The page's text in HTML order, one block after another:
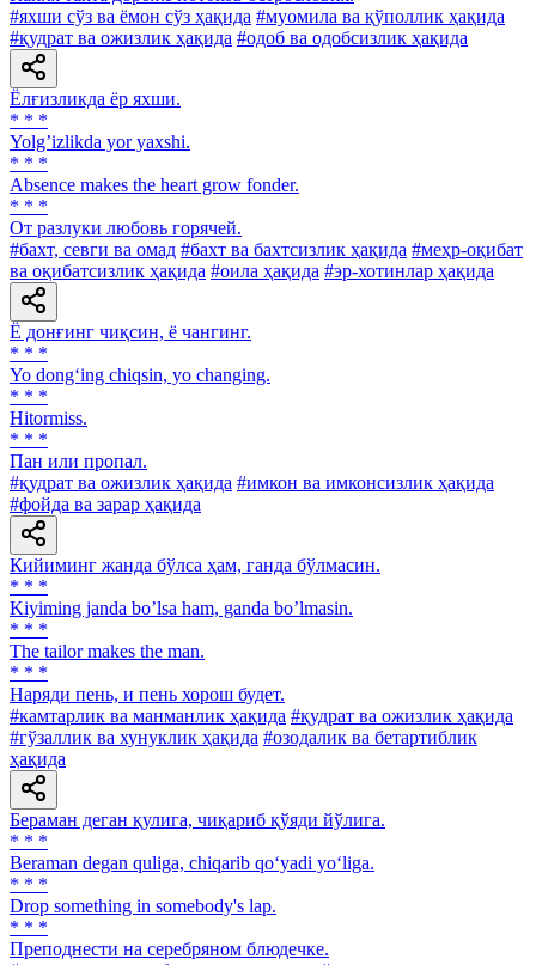
#яхши сўз ва ёмон сўз ҳақида #муомила ва қўполлик ҳақида
#қудрат ва ожизлик ҳақида #одоб ва одобсизлик ҳақида
Ёлғизликда ёр яхши.
* * *
Yolgʼizlikda yor yaxshi.
* * *
Absence makes the heart grow fonder.
* * *
От разлуки любовь горячей.
#бахт, севги ва омад #бахт ва бахтсизлик ҳақида #меҳр-оқибат
ва оқибатсизлик ҳақида #оила ҳақида #эр-хотинлар ҳақида
Ё донғинг чиқсин, ё чангинг.
* * *
Yo dong‘ing chiqsin, yo changing.
* * *
Hitormiss.
* * *
Пан или пропал.
#қудрат ва ожизлик ҳақида #имкон ва имконсизлик ҳақида
#фойда ва зарар ҳақида
Кийиминг жанда бўлса ҳам, ганда бўлмасин.
* * *
Kiyiming janda boʼlsa ham, ganda boʼlmasin.
* * *
The tailor makes the man.
* * *
Наряди пень, и пень хорош будет.
#камтарлик ва манманлик ҳақида #қудрат ва ожизлик ҳақида
#гўзаллик ва хунуклик ҳақида #озодалик ва бетартиблик
ҳақида
Бераман деган қулига, чиқариб қўяди йўлига.
* * *
Beraman degan quliga, chiqarib qo‘yadi yo‘liga.
* * *
Drop something in somebody's lap.
* * *
Преподнести на серебряном блюдечке.